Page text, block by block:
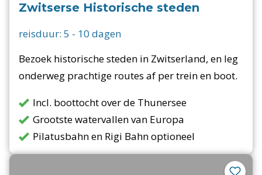
Zwitserse Historische steden
reisduur: 5 - 10 dagen
Bezoek historische steden in Zwitserland, en leg
onderweg prachtige routes af per trein en boot.
Incl. boottocht over de Thunersee
Grootste watervallen van Europa
Pilatusbahn en Rigi Bahn optioneel